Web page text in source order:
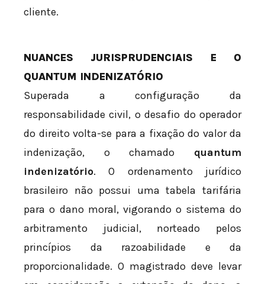
cliente.
NUANCES JURISPRUDENCIAIS E O
QUANTUM INDENIZATÓRIO
Superada a configuração da
responsabilidade civil, o desafio do operador
do direito volta-se para a fixação do valor da
indenização, o chamado quantum
indenizatório. O ordenamento jurídico
brasileiro não possui uma tabela tarifária
para o dano moral, vigorando o sistema do
arbitramento judicial, norteado pelos
princípios da razoabilidade e da
proporcionalidade. O magistrado deve levar